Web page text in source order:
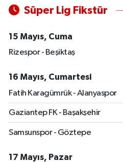
Süper Lig Fikstür
15 Mayıs, Cuma
Rizespor - Beşiktaş
16 Mayıs, Cumartesi
Fatih Karagümrük - Alanyaspor
Gaziantep FK - Başakşehir
Samsunspor - Göztepe
17 Mayıs, Pazar